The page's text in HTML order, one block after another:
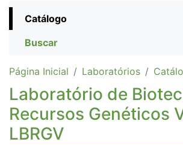
Catálogo
Buscar
Página Inicial Laboratórios
Laboratório de
Recursos Genéticos
LBRGV